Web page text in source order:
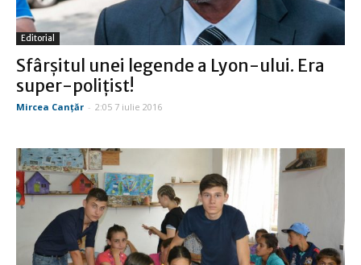
Editorial
Sfârşitul unei legende a Lyon-ului. Era
super-poliţist!
Mircea Canţăr - 2:05 7 iulie 2016